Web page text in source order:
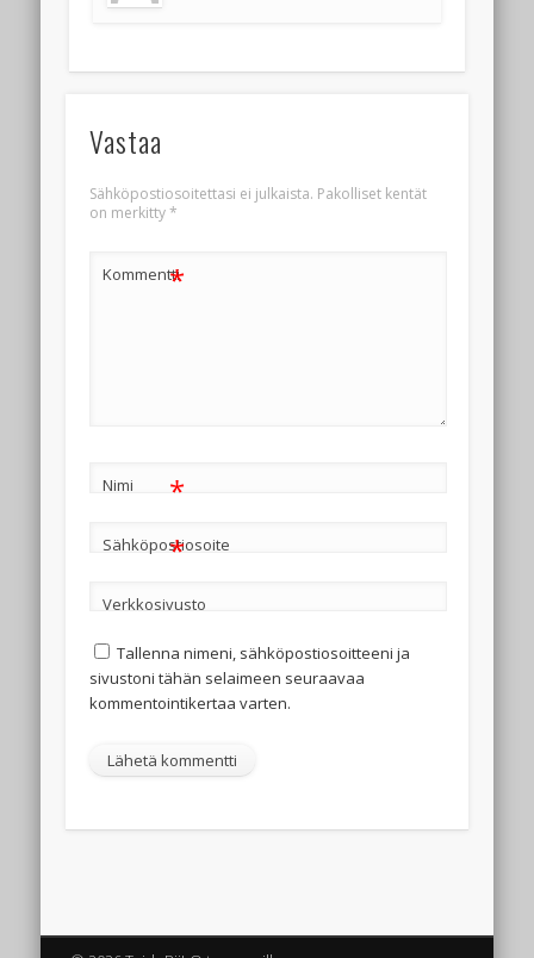
Vastaa
Sähköpostiosoitettasi ei julkaista. Pakolliset kentät
on merkitty*
Kommentti
*
Nimi *
Sähköpostiosoite
*
Verkkosivusto
Tallenna nimeni, sähköpostiosoitteeni ja
sivustoni tähän selaimeen seuraavaa
kommentointikertaa varten.